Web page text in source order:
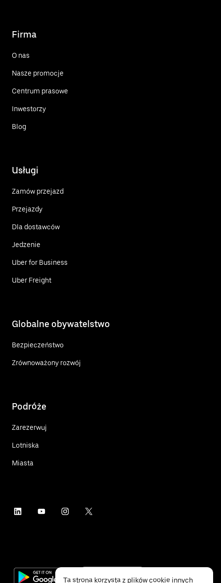
Firma
O nas
Nasze promocje
Centrum prasowe
Inwestorzy
Blog
Usługi
Zamów przejazd
Przejazdy
Dla dostawców
Jedzenie
Uber for Business
Uber Freight
Globalne obywatelstwo
Bezpieczeństwo
Zrównoważony rozwój
Podróże
Zarezerwuj
Lotniska
Miasta
Ta strona korzysta z plików cookie innych